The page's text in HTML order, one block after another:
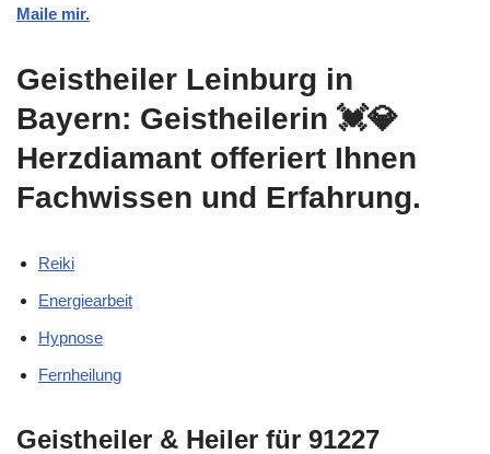
Maile mir.
Geistheiler Leinburg in
Bayern: Geistheilerin 💓️💎
Herzdiamant offeriert Ihnen
Fachwissen und Erfahrung.
Reiki
Energiearbeit
Hypnose
Fernheilung
Geistheiler & Heiler für 91227